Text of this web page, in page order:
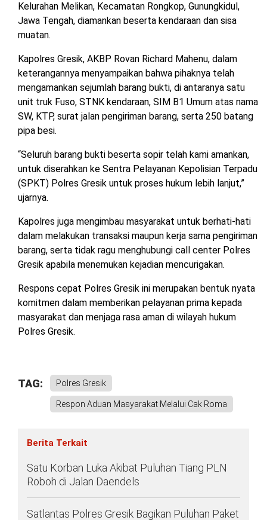
Kelurahan Melikan, Kecamatan Rongkop, Gunungkidul,
Jawa Tengah, diamankan beserta kendaraan dan sisa
muatan.
Kapolres Gresik, AKBP Rovan Richard Mahenu, dalam
keterangannya menyampaikan bahwa pihaknya telah
mengamankan sejumlah barang bukti, di antaranya satu
unit truk Fuso, STNK kendaraan, SIM B1 Umum atas nama
SW, KTP, surat jalan pengiriman barang, serta 250 batang
pipa besi.
“Seluruh barang bukti beserta sopir telah kami amankan,
untuk diserahkan ke Sentra Pelayanan Kepolisian Terpadu
(SPKT) Polres Gresik untuk proses hukum lebih lanjut,”
ujarnya.
Kapolres juga mengimbau masyarakat untuk berhati-hati
dalam melakukan transaksi maupun kerja sama pengiriman
barang, serta tidak ragu menghubungi call center Polres
Gresik apabila menemukan kejadian mencurigakan.
Respons cepat Polres Gresik ini merupakan bentuk nyata
komitmen dalam memberikan pelayanan prima kepada
masyarakat dan menjaga rasa aman di wilayah hukum
Polres Gresik.
TAG: Polres Gresik
Respon Aduan Masyarakat Melalui Cak Roma
Berita Terkait
Satu Korban Luka Akibat Puluhan Tiang PLN
Roboh di Jalan Daendels
Satlantas Polres Gresik Bagikan Puluhan Paket